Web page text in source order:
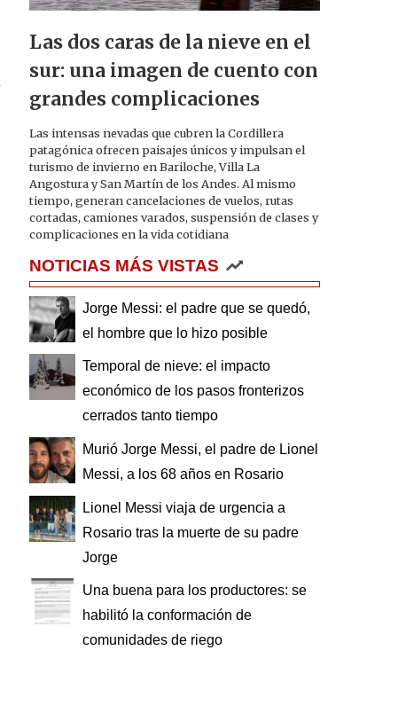
Las dos caras de la nieve en el
sur: una imagen de cuento con
grandes complicaciones
Las intensas nevadas que cubren la Cordillera
patagónica ofrecen paisajes únicos y impulsan el
turismo de invierno en Bariloche, Villa La
Angostura y San Martín de los Andes. Al mismo
tiempo, generan cancelaciones de vuelos, rutas
cortadas, camiones varados, suspensión de clases y
complicaciones en la vida cotidiana
NOTICIAS MÁS VISTAS
Jorge Messi: el padre que se quedó,
el hombre que lo hizo posible
Temporal de nieve: el impacto
económico de los pasos fronterizos
cerrados tanto tiempo
Murió Jorge Messi, el padre de Lionel
Messi, a los 68 años en Rosario
Lionel Messi viaja de urgencia a
Rosario tras la muerte de su padre
Jorge
Una buena para los productores: se
habilitó la conformación de
comunidades de riego